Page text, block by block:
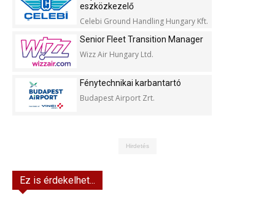
eszközkezelő
Celebi Ground Handling Hungary Kft.
Senior Fleet Transition Manager
Wizz Air Hungary Ltd.
Fénytechnikai karbantartó
Budapest Airport Zrt.
Hirdetés
Ez is érdekelhet...